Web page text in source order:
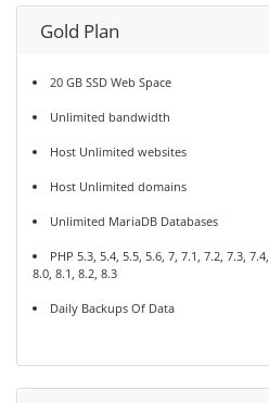
Gold Plan
20 GB SSD Web Space
Unlimited bandwidth
Host Unlimited websites
Host Unlimited domains
Unlimited MariaDB Databases
PHP 5.3, 5.4, 5.5, 5.6, 7, 7.1, 7.2, 7.3, 7.4,
8.0, 8.1, 8.2, 8.3
Daily Backups Of Data